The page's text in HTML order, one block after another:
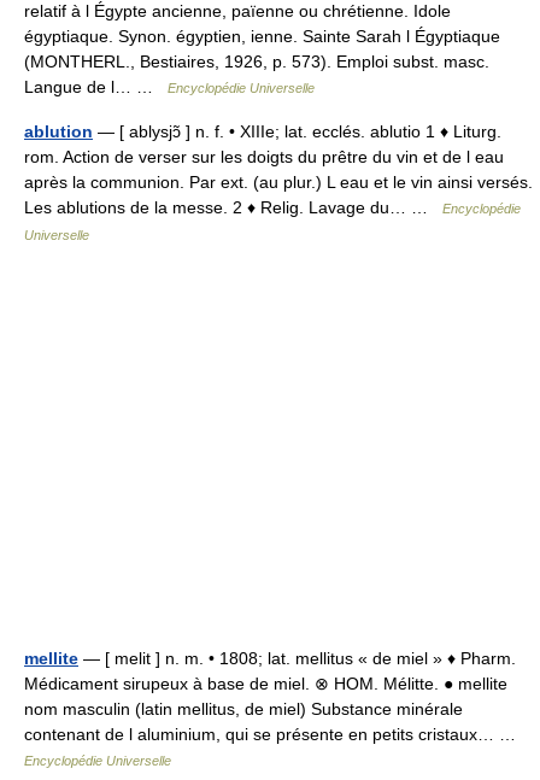
relatif à l Égypte ancienne, païenne ou chrétienne. Idole
égyptiaque. Synon. égyptien, ienne. Sainte Sarah l Égyptiaque
(MONTHERL., Bestiaires, 1926, p. 573). Emploi subst. masc.
Langue de l… …
Encyclopédie Universelle
ablution — [ ablysjɔ̃ ] n. f. • XIIIe; lat. ecclés. ablutio 1 ♦ Liturg.
rom. Action de verser sur les doigts du prêtre du vin et de l eau
après la communion. Par ext. (au plur.) L eau et le vin ainsi versés.
Les ablutions de la messe. 2 ♦ Relig. Lavage du… …
Encyclopédie
Universelle
mellite — [ melit ] n. m. • 1808; lat. mellitus « de miel » ♦ Pharm.
Médicament sirupeux à base de miel. ⊗ HOM. Mélitte. ● mellite
nom masculin (latin mellitus, de miel) Substance minérale
contenant de l aluminium, qui se présente en petits cristaux… …
Encyclopédie Universelle